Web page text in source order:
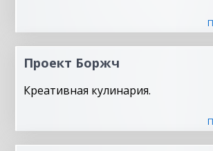
Проект Боржч
Креативная кулинария.